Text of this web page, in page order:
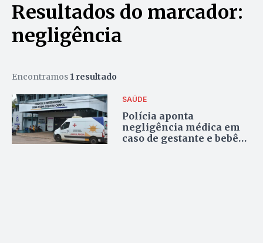
Resultados do marcador:
negligência
Encontramos 1 resultado
SAÚDE
Polícia aponta
negligência médica em
caso de gestante e bebê